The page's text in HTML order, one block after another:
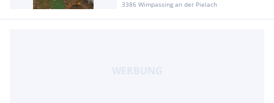
3386 Wimpassing an der Pielach